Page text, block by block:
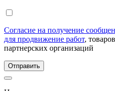
Согласие на получение
для продвижение работ,
партнерских организаций